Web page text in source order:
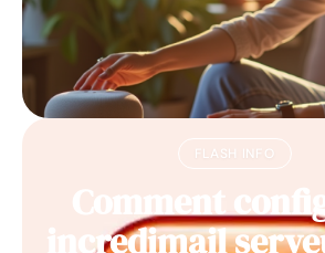
FLASH INFO
Comment
incredimail